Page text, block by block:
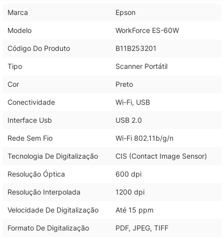
Marca Epson
Modelo WorkForce ES-60W
Código Do Produto B11B253201
Tipo Scanner Portátil
Cor Preto
Conectividade Wi-Fi, USB
Interface Usb USB 2.0
Rede Sem Fio Wi-Fi 802.11b/g/n
Tecnologia De Digitalização CIS (Contact Image Sensor)
Resolução Óptica 600 dpi
Resolução Interpolada 1200 dpi
Velocidade De Digitalização Até 15 ppm
Formato De Digitalização PDF, JPEG, TIFF